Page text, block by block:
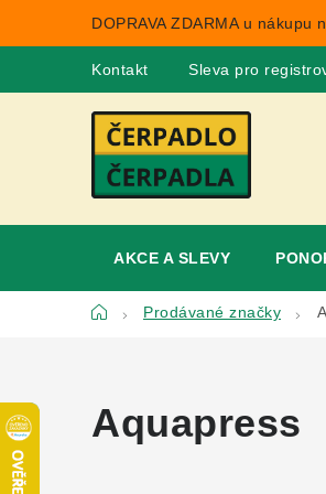
DOPRAVA ZDARMA u
Kontakt Sleva pro
AKCE A SLEVY
DomůProdávané značky
Aquapress